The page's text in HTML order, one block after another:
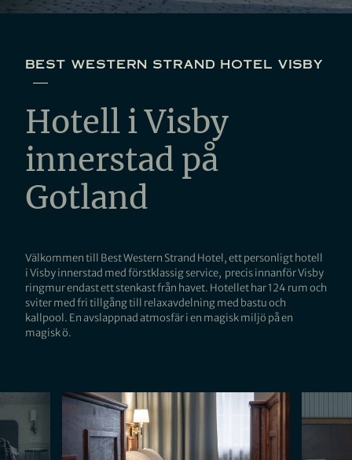
best western strand hotel visby
Hotell i Visby
innerstad på
Gotland
Välkommen till Best Western Strand Hotel, ett personligt hotell
i Visby innerstad med förstklassig service, precis innanför Visby
ringmur endast ett stenkast från havet. Hotellet har 124 rum och
sviter med fri tillgång till relaxavdelning med bastu och
kallpool. En avslappnad atmosfär i en magisk miljö på en
magisk ö.